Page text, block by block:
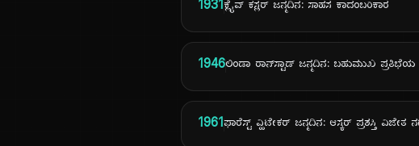
1931ಕ್ಲೈವ್ ಕಸ್ಲರ್ ಜನ್ಮದಿನ: ಸಾಹಸ ಕಾದಂಬರಿಕಾರ
1946ಲಿಂಡಾ ರಾನ್‌ಸ್ಟಾಡ್ ಜನ್ಮದಿನ: ಬಹುಮುಖ
1961ಫಾರೆಸ್ಟ್ ವ್ಹಿಟೇಕರ್ ಜನ್ಮದಿನ: ಆಸ್ಕರ್ ಪ್ರಶಸ್ತಿ ವಿಜೇತ